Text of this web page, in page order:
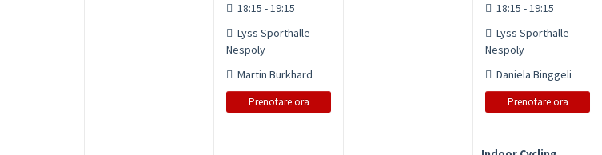
18:15 - 19:15
Lyss Sporthalle
Nespoly
Martin Burkhard
Prenotare ora
18:15 - 19:15
Lyss Sporthalle
Nespoly
Daniela Binggeli
Prenotare ora